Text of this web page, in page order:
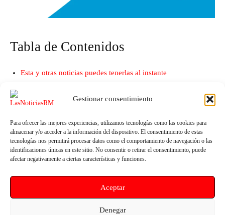
Gestionar consentimiento
Para ofrecer las mejores experiencias, utilizamos tecnologías como las cookies para
almacenar y/o acceder a la información del dispositivo. El consentimiento de estas
tecnologías nos permitirá procesar datos como el comportamiento de navegación o las
identificaciones únicas en este sitio. No consentir o retirar el consentimiento, puede
afectar negativamente a ciertas características y funciones.
Aceptar
Denegar
Tabla de Contenidos
Esta y otras noticias puedes tenerlas al instante
Artículo anterior
ANSE denuncia roturaciones y
Artículo siguiente
López Miras también incumplió